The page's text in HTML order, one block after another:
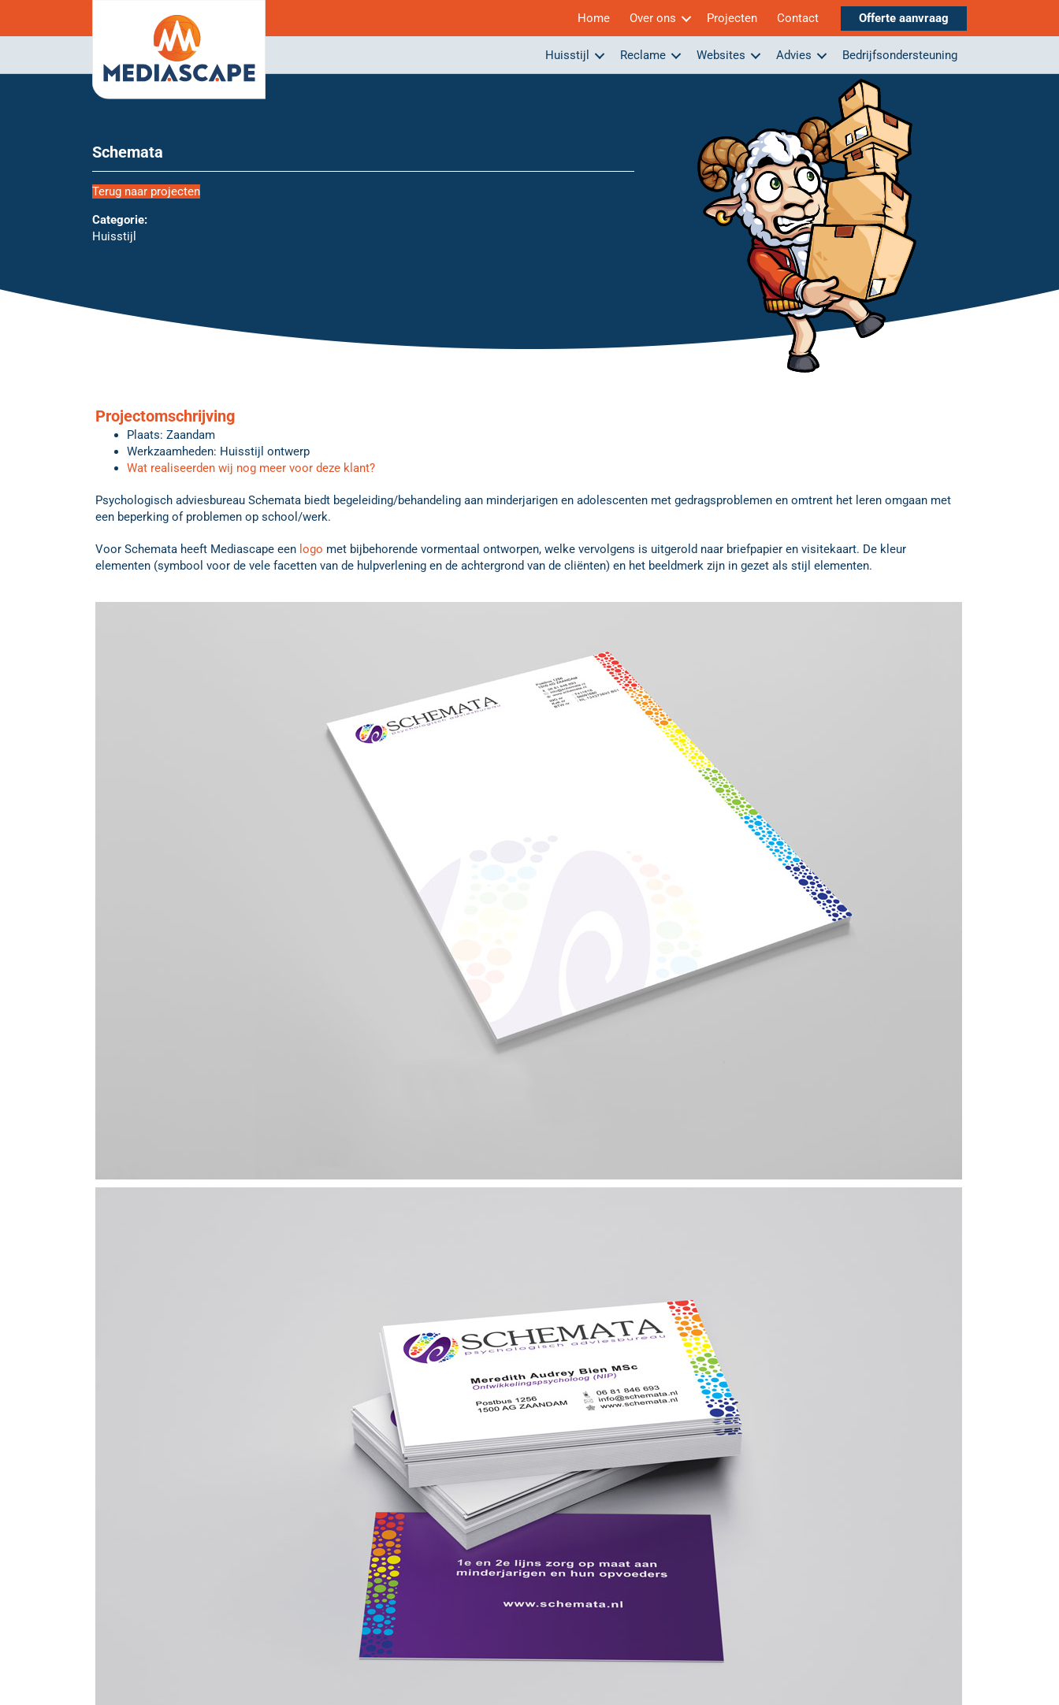
Home Over ons Projecten Contact Offerte aanvraag
Huisstijl Reclame Websites Advies Bedrijfsondersteuning
Schemata
Terug naar projecten
Categorie:
Huisstijl
Projectomschrijving
Plaats: Zaandam
Werkzaamheden: Huisstijl ontwerp
Wat realiseerden wij nog meer voor deze klant?
Psychologisch adviesbureau Schemata biedt begeleiding/behandeling aan minderjarigen en adolescenten met gedragsproblemen en omtrent het leren omgaan met
een beperking of problemen op school/werk.
Voor Schemata heeft Mediascape een logo met bijbehorende vormentaal ontworpen, welke vervolgens is uitgerold naar briefpapier en visitekaart. De kleur
elementen (symbool voor de vele facetten van de hulpverlening en de achtergrond van de cliënten) en het beeldmerk zijn in gezet als stijl elementen.